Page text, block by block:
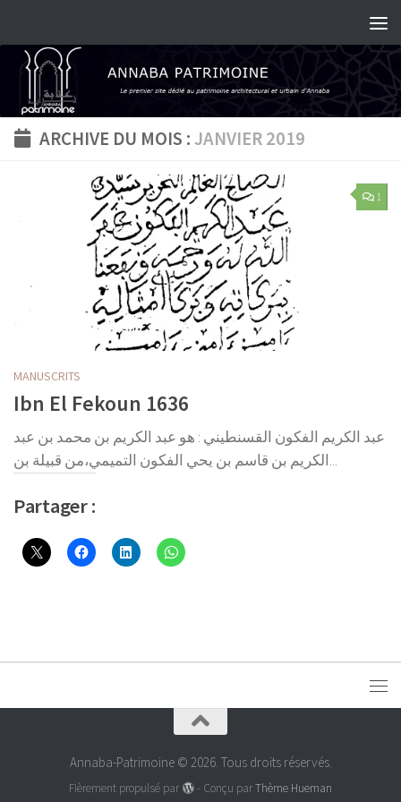
ARCHIVE DU MOIS :JANVIER 2019
1
MANUSCRITS
Ibn El Fekoun 1636
عبد الكريم الفكون القسنطيني : هو عبد الكريم بن محمد بن عبد
الكريم بن قاسم بن يحي الفكون التميمي،من قبيلة بن...
Partager :
Annaba-Patrimoine © 2026. Tous droits réservés.
Fièrement propulsé par - Conçu parThème Hueman